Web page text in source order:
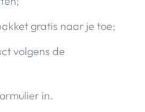
gratis naar je toe;
volgens de
in.